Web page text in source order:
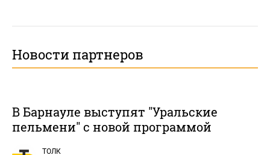
Новости партнеров
В Барнауле выступят "Уральские
пельмени" с новой программой
ТОЛК